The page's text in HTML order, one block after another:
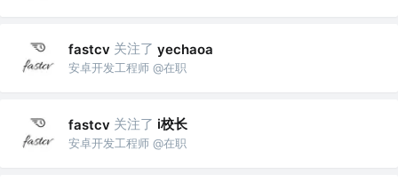
fastcv 关注了 yechaoa
安卓开发工程师 @在职
fastcv 关注了 i校长
安卓开发工程师 @在职